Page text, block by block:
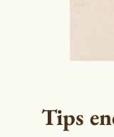
Tips